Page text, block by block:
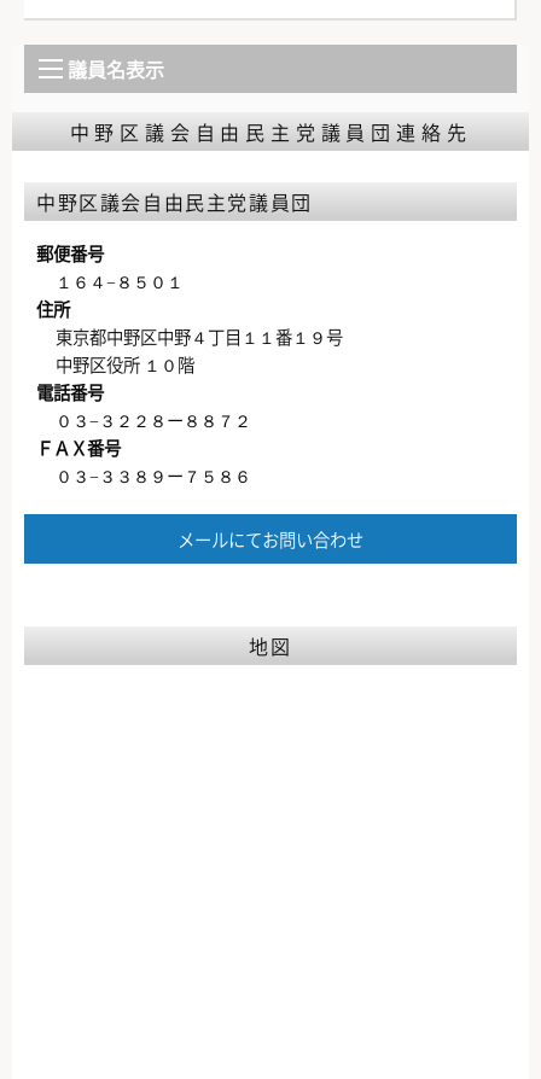
議員名表示
中野区議会自由民主党議員団連絡先
中野区議会自由民主党議員団
郵便番号
１６４−８５０１
住所
東京都中野区中野４丁目１１番１９号
中野区役所 １０階
電話番号
０３−３２２８ー８８７２
ＦＡＸ番号
０３−３３８９ー７５８６
メールにてお問い合わせ
地図